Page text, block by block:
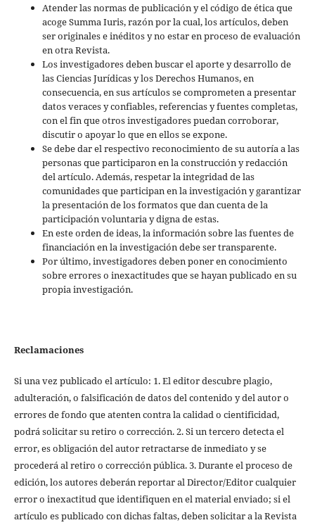
Atender las normas de publicación y el código de ética que
acoge Summa Iuris, razón por la cual, los artículos, deben
ser originales e inéditos y no estar en proceso de evaluación
en otra Revista.
Los investigadores deben buscar el aporte y desarrollo de
las Ciencias Jurídicas y los Derechos Humanos, en
consecuencia, en sus artículos se comprometen a presentar
datos veraces y confiables, referencias y fuentes completas,
con el fin que otros investigadores puedan corroborar,
discutir o apoyar lo que en ellos se expone.
Se debe dar el respectivo reconocimiento de su autoría a las
personas que participaron en la construcción y redacción
del artículo. Además, respetar la integridad de las
comunidades que participan en la investigación y garantizar
la presentación de los formatos que dan cuenta de la
participación voluntaria y digna de estas.
En este orden de ideas, la información sobre las fuentes de
financiación en la investigación debe ser transparente.
Por último, investigadores deben poner en conocimiento
sobre errores o inexactitudes que se hayan publicado en su
propia investigación.
Reclamaciones
Si una vez publicado el artículo: 1. El editor descubre plagio,
adulteración, o falsificación de datos del contenido y del autor o
errores de fondo que atenten contra la calidad o cientificidad,
podrá solicitar su retiro o corrección. 2. Si un tercero detecta el
error, es obligación del autor retractarse de inmediato y se
procederá al retiro o corrección pública. 3. Durante el proceso de
edición, los autores deberán reportar al Director/Editor cualquier
error o inexactitud que identifiquen en el material enviado; si el
artículo es publicado con dichas faltas, deben solicitar a la Revista